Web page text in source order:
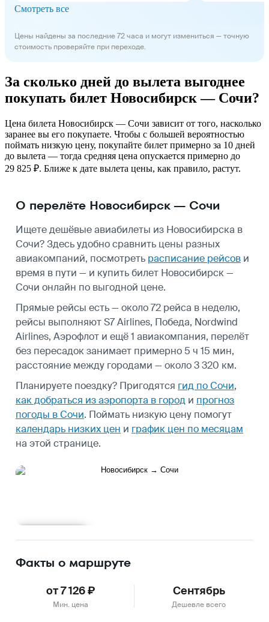
Смотреть все
Цены найдены за последние 72 часа и могут измениться — точную
стоимость проверяйте при переходе.
За сколько дней до вылета выгоднее
покупать билет Новосибирск — Сочи?
Цена билета Новосибирск — Сочи зависит от того, насколько
заранее вы его покупаете. Чтобы с большей вероятностью
поймать низкую цену, покупайте билет примерно за 10 дней
до вылета — тогда средняя цена опускается примерно до
29 825 ₽. Ближе к дате вылета цены, как правило, растут.
О перелёте Новосибирск — Сочи
Ищете дешёвые авиабилеты из Новосибирска в
Сочи? Здесь удобно сравнить цены разных
авиакомпаний, посмотреть расписание рейсов и
время в пути — и купить билет Новосибирск —
Сочи онлайн по выгодной цене.
Прямые рейсы есть — около 72 рейса в неделю,
рейсы выполняют S7 Airlines, Победа, Nordwind
Airlines, Аэрофлот и ещё 1 авиакомпания, перелёт
без пересадок занимает примерно 5 ч 15 мин,
расстояние между городами — около 3 320 км.
Планируете поездку? Пригодятся гид по Сочи,
как добраться из аэропорта в город и прогноз
погоды в Сочи. Поймать низкую цену помогут
календарь низких цен и график цен по месяцам
на этой странице.
Факты о маршруте
от 7 126 ₽
Мин. цена
Сентябрь
Дешевле всего